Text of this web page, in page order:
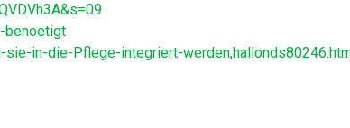
benoetigt
in-die-Pflege-integriert-